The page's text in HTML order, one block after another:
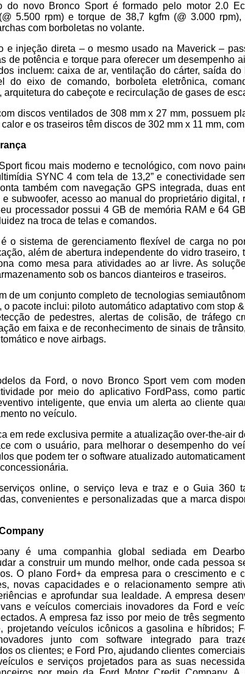
do novo Bronco Sport é formado pelo motor 2.0
5.500 rpm) e torque de 38,7 kgfm (@ 3.000 rpm),
com borboletas no volante.
e injeção direta – o mesmo usado na Maverick –
de potência e torque para oferecer um desempenho
incluem: caixa de ar, ventilação do cárter, saída
do eixo de comando, borboleta eletrônica,
arquitetura do cabeçote e recirculação de gases de
discos ventilados de 308 mm x 27 mm, possuem
e os traseiros têm discos de 302 mm x 11 mm,
ficou mais moderno e tecnológico, com novo
SYNC 4 com tela de 13,2” e conectividade
também com navegação GPS integrada, duas
subwoofer, acesso ao manual do proprietário digital,
processador possui 4 GB de memória RAM e 64
na troca de telas e comandos.
o sistema de gerenciamento flexível de carga no
além de abertura independente do vidro traseiro,
como mesa para atividades ao ar livre. As
sob os bancos dianteiros e traseiros.
de um conjunto completo de tecnologias
o pacote inclui: piloto automático adaptativo com stop
de pedestres, alertas de colisão, de tráfego
em faixa e de reconhecimento de sinais de
e nove airbags.
da Ford, o novo Bronco Sport vem com
por meio do aplicativo FordPass, como
inteligente, que envia um alerta ao cliente
no veículo.
em rede exclusiva permite a atualização over-the-air
com o usuário, para melhorar o desempenho do
que podem ter o software atualizado
online, o serviço leva e traz e o Guia 360
convenientes e personalizadas que a marca
é uma companhia global sediada em
a construir um mundo melhor, onde cada pessoa
O plano Ford+ da empresa para o crescimento e
novas capacidades e o relacionamento sempre
e aprofundar sua lealdade. A empresa
e veículos comerciais inovadores da Ford e
A empresa faz isso por meio de três
projetando veículos icônicos a gasolina e híbridos;
junto com software integrado para
os clientes; e Ford Pro, ajudando clientes
e serviços projetados para as suas